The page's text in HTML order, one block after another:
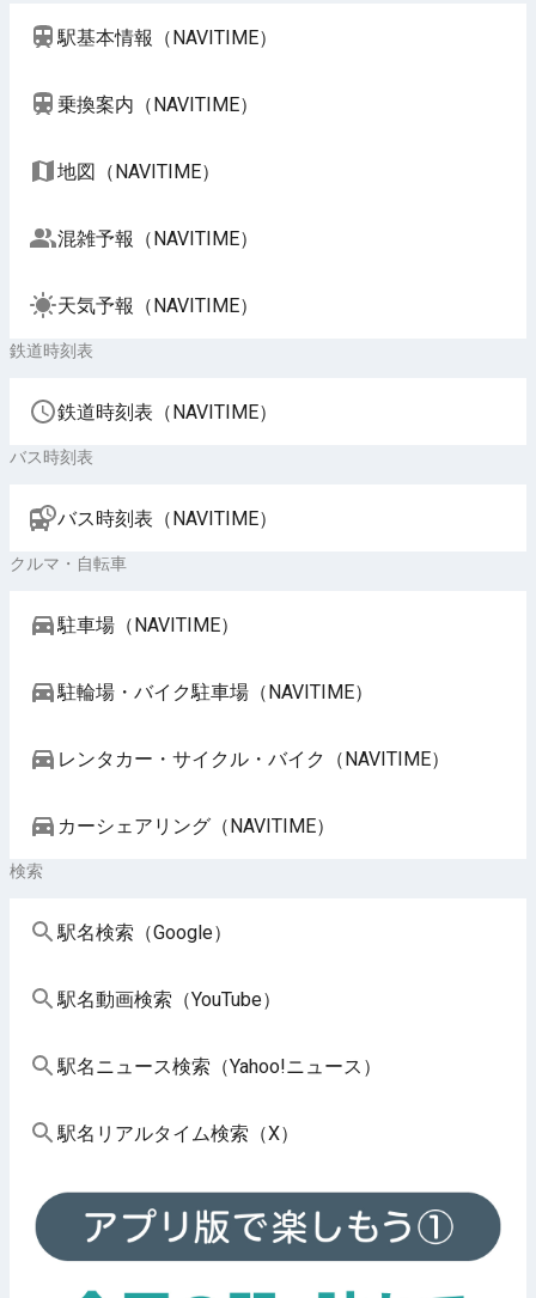
駅基本情報（NAVITIME）
乗換案内（NAVITIME）
地図（NAVITIME）
混雑予報（NAVITIME）
天気予報（NAVITIME）
鉄道時刻表
鉄道時刻表（NAVITIME）
バス時刻表
バス時刻表（NAVITIME）
クルマ・自転車
駐車場（NAVITIME）
駐輪場・バイク駐車場（NAVITIME）
レンタカー・サイクル・バイク（NAVITIME）
カーシェアリング（NAVITIME）
検索
駅名検索（Google）
駅名動画検索（YouTube）
駅名ニュース検索（Yahoo!ニュース）
駅名リアルタイム検索（X）